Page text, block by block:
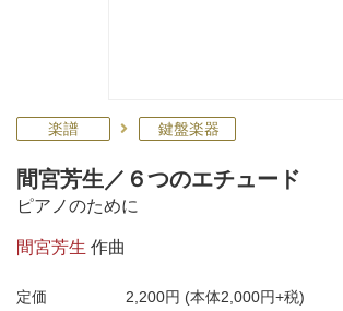
楽譜 鍵盤楽器
間宮芳生／６つのエチュード
ピアノのために
間宮芳生 作曲
定価 2,200円 (本体2,000円+税)